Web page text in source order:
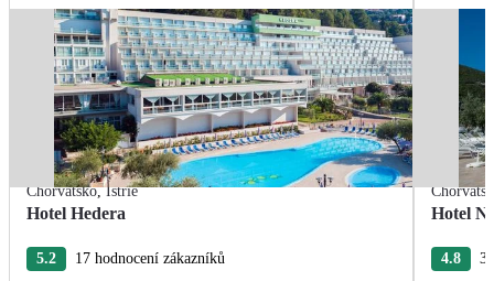
Chorvatsko,Istrie
Hotel Hedera
5.2 17 hodnocení zákazníků
Hotel
4.8